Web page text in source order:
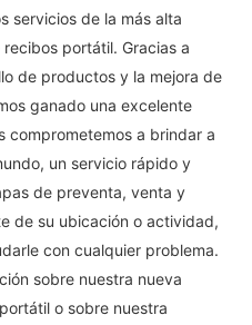
servicios de la más alta
portátil. Gracias a
de productos y la mejora de
ganado una excelente
comprometemos a brindar a
un servicio rápido y
de preventa, venta y
de su ubicación o actividad,
con cualquier problema.
sobre nuestra nueva
o sobre nuestra